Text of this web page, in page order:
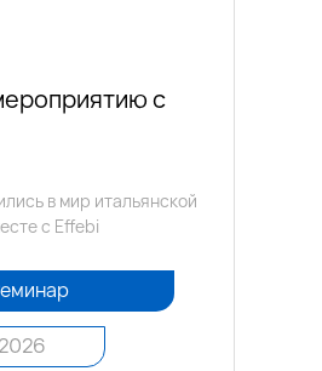
в мир итальянской
с Effebi
с